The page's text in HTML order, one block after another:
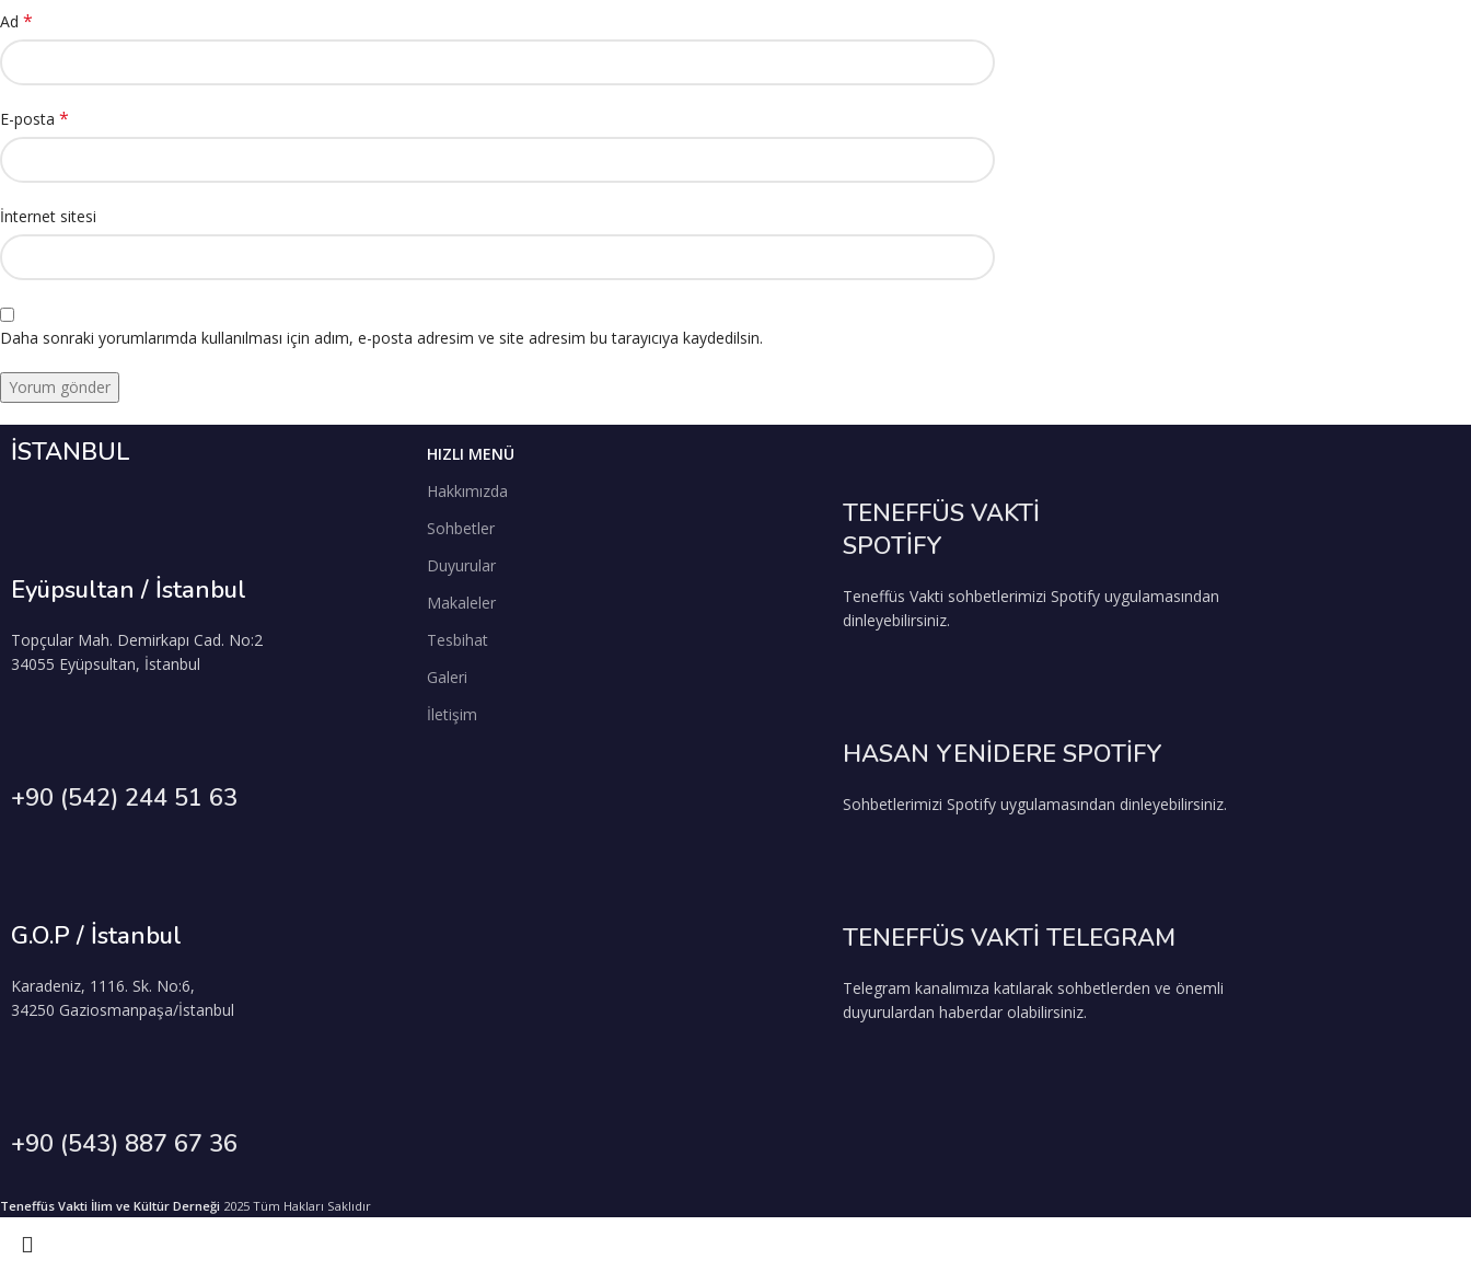
Ad *
E-posta *
İnternet sitesi
Daha sonraki yorumlarımda kullanılması için adım, e-posta adresim ve site adresim bu tarayıcıya kaydedilsin.
İSTANBUL
Eyüpsultan / İstanbul
Topçular Mah. Demirkapı Cad. No:2
34055 Eyüpsultan, İstanbul
+90 (542) 244 51 63
G.O.P / İstanbul
Karadeniz, 1116. Sk. No:6,
34250 Gaziosmanpaşa/İstanbul
+90 (543) 887 67 36
HIZLI MENÜ
Hakkımızda
Sohbetler
Duyurular
Makaleler
Tesbihat
Galeri
İletişim
TENEFFÜS VAKTİ
SPOTİFY
Teneffüs Vakti sohbetlerimizi Spotify uygulamasından
dinleyebilirsiniz.
HASAN YENİDERE SPOTİFY
Sohbetlerimizi Spotify uygulamasından dinleyebilirsiniz.
TENEFFÜS VAKTİ TELEGRAM
Telegram kanalımıza katılarak sohbetlerden ve önemli
duyurulardan haberdar olabilirsiniz.
Teneffüs Vakti İlim ve Kültür Derneği 2025 Tüm Hakları Saklıdır